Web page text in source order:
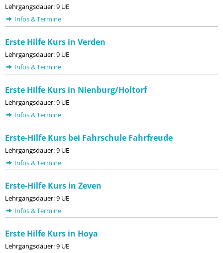
Lehrgangsdauer: 9 UE
Infos & Termine
Erste Hilfe Kurs in Verden
Lehrgangsdauer: 9 UE
Infos & Termine
Erste Hilfe Kurs in Nienburg/Holtorf
Lehrgangsdauer: 9 UE
Infos & Termine
Erste-Hilfe Kurs bei Fahrschule Fahrfreude
Lehrgangsdauer: 9 UE
Infos & Termine
Erste-Hilfe Kurs in Zeven
Lehrgangsdauer: 9 UE
Infos & Termine
Erste Hilfe Kurs in Hoya
Lehrgangsdauer: 9 UE